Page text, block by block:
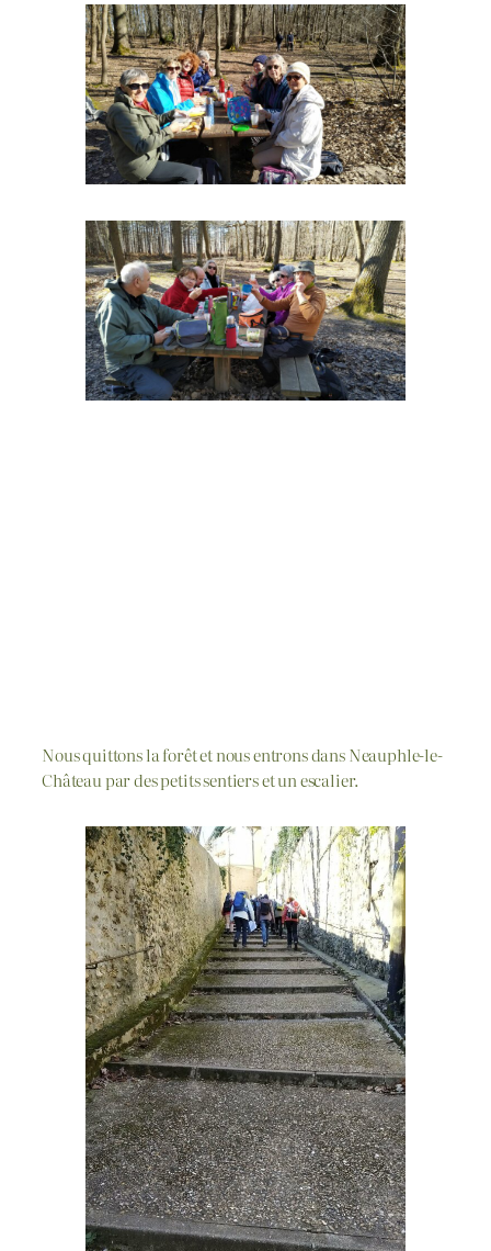
Nous quittons la forêt et nous entrons dans Neauphle-le-
Château par des petits sentiers et un escalier.